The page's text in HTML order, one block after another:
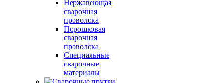
Нержавеющая
сварочная
проволока
Порошковая
сварочная
проволока
Специальные
сварочные
материалы